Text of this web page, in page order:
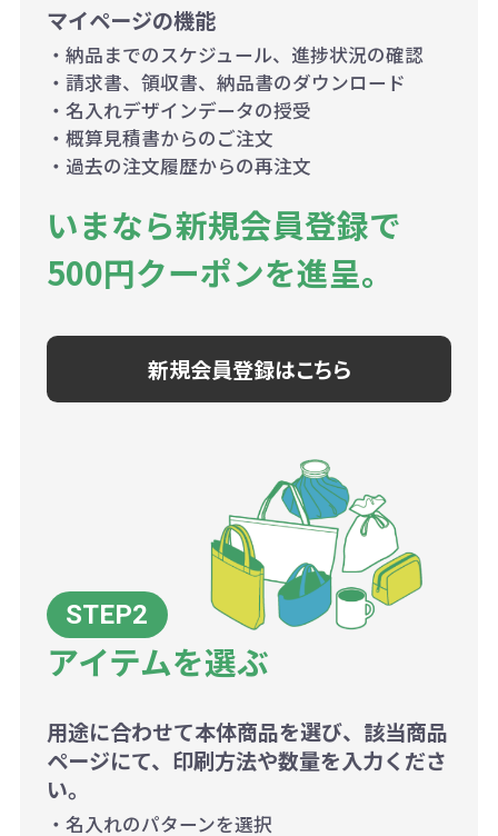
マイページの機能
・納品までのスケジュール、進捗状況の確認
・請求書、領収書、納品書のダウンロード
・名入れデザインデータの授受
・概算見積書からのご注文
・過去の注文履歴からの再注文
いまなら新規会員登録で
500円クーポンを進呈。
新規会員登録はこちら
アイテムを選ぶ
用途に合わせて本体商品を選び、該当商品
ページにて、印刷方法や数量を入力くださ
い。
・名入れのパターンを選択